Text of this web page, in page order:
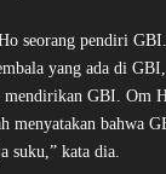
seorang pendiri
yang ada di
GBI. Om
menyatakan bahwa
suku,” kata dia.